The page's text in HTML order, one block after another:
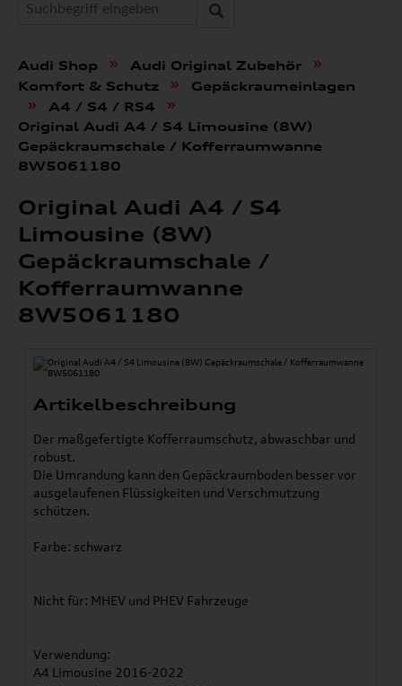
Audi Shop » Audi Original Zubehör »
Komfort & Schutz » Gepäckraumeinlagen
» A4 / S4 / RS4 »
Original Audi A4 / S4 Limousine (8W)
Gepäckraumschale / Kofferraumwanne
8W5061180
Original Audi A4 / S4
Limousine (8W)
Gepäckraumschale /
Kofferraumwanne
8W5061180
Artikelbeschreibung
Der maßgefertigte Kofferraumschutz, abwaschbar und
robust.
Die Umrandung kann den Gepäckraumboden besser vor
ausgelaufenen Flüssigkeiten und Verschmutzung
schützen.
Farbe: schwarz
Nicht für: MHEV und PHEV Fahrzeuge
Verwendung:
A4 Limousine 2016-2022